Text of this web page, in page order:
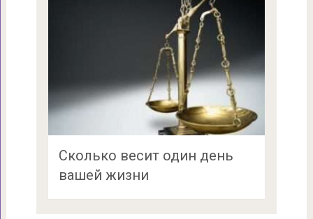
Сколько весит один день
вашей жизни